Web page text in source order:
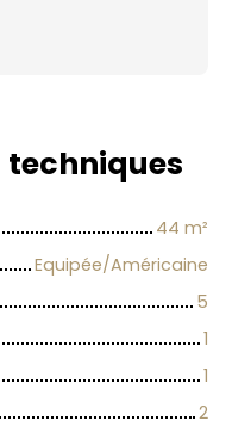
techniques
44 m²
Equipée/Américaine
5
1
1
2